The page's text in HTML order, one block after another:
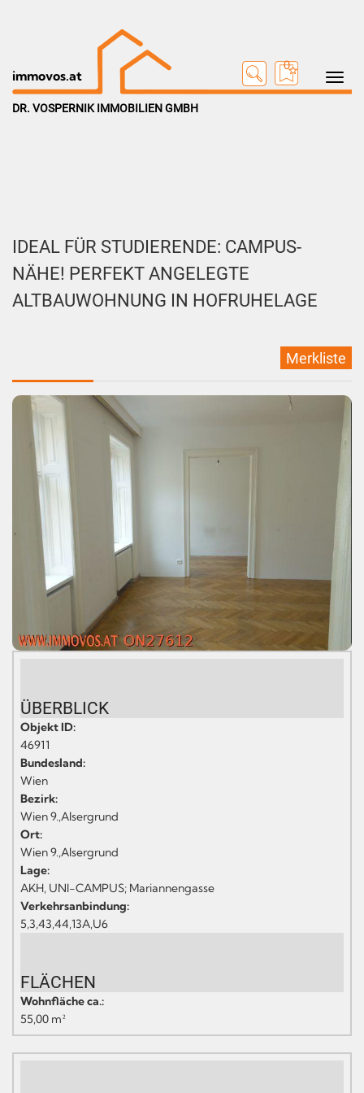
Toggle
immovos.at
0
DR. VOSPERNIK IMMOBILIEN GMBH
IDEAL FÜR STUDIERENDE: CAMPUS-
NÄHE! PERFEKT ANGELEGTE
ALTBAUWOHNUNG IN HOFRUHELAGE
Merkliste
ÜBERBLICK
Objekt ID:
46911
Bundesland:
Wien
Bezirk:
Wien 9.,Alsergrund
Ort:
Wien 9.,Alsergrund
Lage:
AKH, UNI-CAMPUS; Mariannengasse
Verkehrsanbindung:
5,3,43,44,13A,U6
FLÄCHEN
Wohnfläche ca.:
55,00 m²